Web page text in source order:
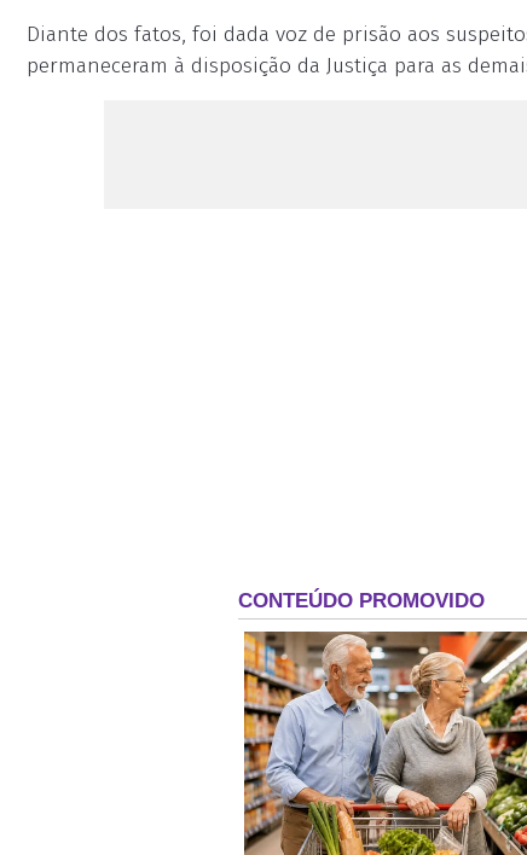
Diante dos fatos, foi dada voz de prisão aos
permaneceram à disposição da Justiça para as